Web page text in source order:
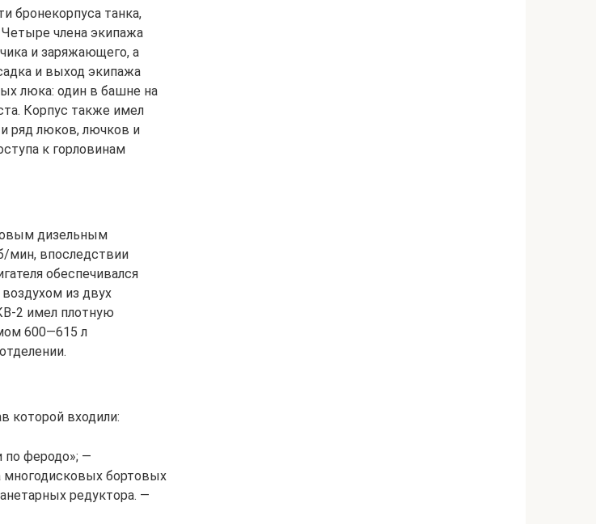
бронекорпуса танка,
Четыре члена экипажа
и заряжающего, а
и выход экипажа
люка: один в башне на
Корпус также имел
ряд люков, лючков и
к горловинам
дизельным
мин, впоследствии
обеспечивался
из двух
2 имел плотную
600—615 л
которой входили:
по феродо»; —
многодисковых бортовых
редуктора. —